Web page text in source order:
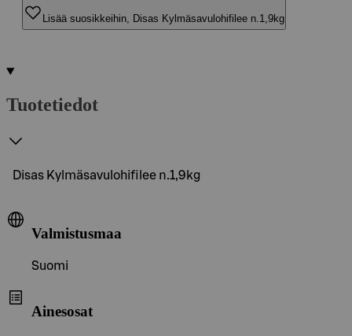
Lisää suosikkeihin, Disas Kylmäsavulohifilee n.1,9kg
Tuotetiedot
Disas Kylmäsavulohifilee n.1,9kg
Valmistusmaa
Suomi
Ainesosat